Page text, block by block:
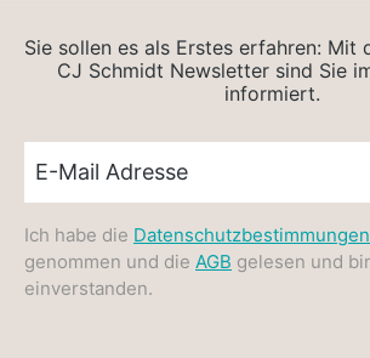
Sie sollen es als Erstes erfahren: Mit
CJ Schmidt Newsletter sind Sie
informiert.
Ich habe die Datenschutzbestimmungen
genommen und die AGB gelesen und
einverstanden.